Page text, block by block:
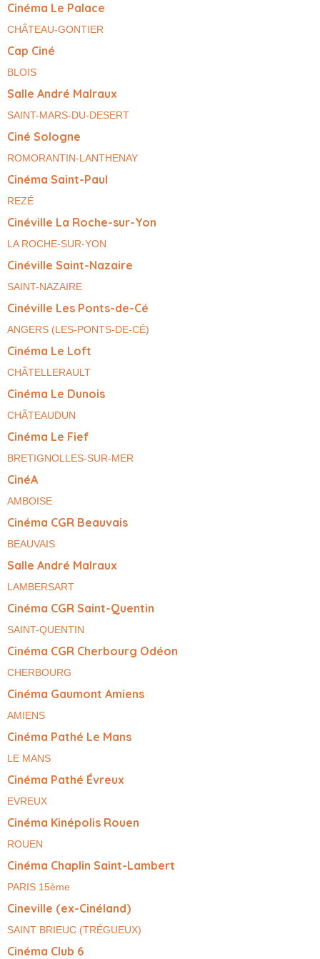
Cinéma Le Palace
CHÂTEAU-GONTIER
Cap Ciné
BLOIS
Salle André Malraux
SAINT-MARS-DU-DESERT
Ciné Sologne
ROMORANTIN-LANTHENAY
Cinéma Saint-Paul
REZÉ
Cinéville La Roche-sur-Yon
LA ROCHE-SUR-YON
Cinéville Saint-Nazaire
SAINT-NAZAIRE
Cinéville Les Ponts-de-Cé
ANGERS (LES-PONTS-DE-CÉ)
Cinéma Le Loft
CHÂTELLERAULT
Cinéma Le Dunois
CHÂTEAUDUN
Cinéma Le Fief
BRETIGNOLLES-SUR-MER
CinéA
AMBOISE
Cinéma CGR Beauvais
BEAUVAIS
Salle André Malraux
LAMBERSART
Cinéma CGR Saint-Quentin
SAINT-QUENTIN
Cinéma CGR Cherbourg Odéon
CHERBOURG
Cinéma Gaumont Amiens
AMIENS
Cinéma Pathé Le Mans
LE MANS
Cinéma Pathé Évreux
EVREUX
Cinéma Kinépolis Rouen
ROUEN
Cinéma Chaplin Saint-Lambert
PARIS 15ème
Cineville (ex-Cinéland)
SAINT BRIEUC (TRÉGUEUX)
Cinéma Club 6